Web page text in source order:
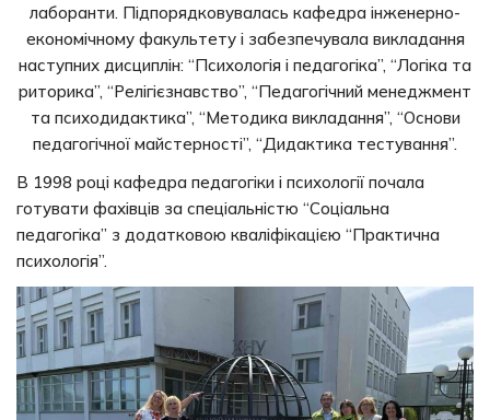
лаборанти. Підпорядковувалась кафедра інженерно-
економічному факультету і забезпечувала викладання
наступних дисциплін: “Психологія і педагогіка”, “Логіка та
риторика”, “Релігієзнавство”, “Педагогічний менеджмент
та психодидактика”, “Методика викладання”, “Основи
педагогічної майстерності”, “Дидактика тестування”.
В 1998 році кафедра педагогіки і психології почала
готувати фахівців за спеціальністю “Соціальна
педагогіка” з додатковою кваліфікацією “Практична
психологія”.